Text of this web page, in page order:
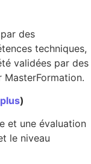
des
techniques,
validées par des
)
et une évaluation
le niveau